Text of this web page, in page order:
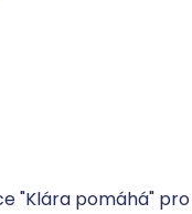
"Klára pomáhá"